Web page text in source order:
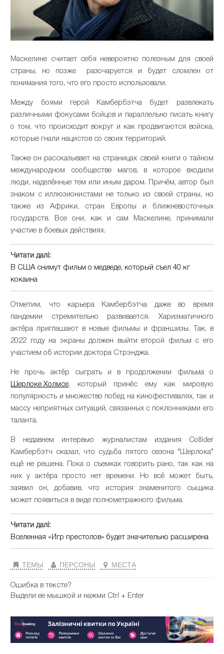
Маскелине считает себя невероятно полезным для своей
страны, но позже разочаруется и будет сломлен от
понимания того, что его просто использовали.
Между боями герой Камбербэтча будет развлекать
различными фокусами бойцов и параллельно писать книгу
о том, что происходит вокруг и как продвигаются войска,
которые гнали нацистов со своих территорий.
Также он рассказывает на страницах своей книги о тайном
международном сообществе магов, в которое входили
люди, наделённые тем или иным даром. Причём, автор был
знаком с иллюзионистами не только из своей страны, но
также из Африки, стран Европы и ближневосточных
государств. Все они, как и сам Маскелине, принимали
участие в боевых действиях.
Читати далі:
В США снимут фильм о медведе, который съел 40 кг
кокаина
Отметим, что карьера Камбербэтча даже во время
пандемии стремительно развивается. Харизматичного
актёра приглашают в новые фильмы и франшизы. Так, в
2022 году на экраны должен выйти второй фильм с его
участием об истории доктора Стрэнджа.
Не прочь актёр сыграть и в продолжении фильма о
Шерлоке Холмсе, который принёс ему как мировую
популярность и множество побед на кинофестивалях, так и
массу неприятных ситуаций, связанных с поклонниками его
таланта.
В недавнем интервью журналистам издания Collider
Камбербэтч сказал, что судьба пятого сезона "Шерлока"
ещё не решена. Пока о съемках говорить рано, так как на
них у актёра просто нет времени. Но всё может быть,
заявил он, добавив, что история знаменитого сыщика
может появиться в виде полнометражного фильма.
Читати далі:
Вселенная «Игр престолов» будет значительно расширена
ТЕМЫ ПЕРСОНЫ МЕСТА
Ошибка в тексте?
Выдели ее мышкой и нажми Ctrl + Enter